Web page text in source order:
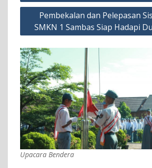
Pembekalan dan Pelepasan
SMKN 1 Sambas Siap Hadapi
Upacara Bendera